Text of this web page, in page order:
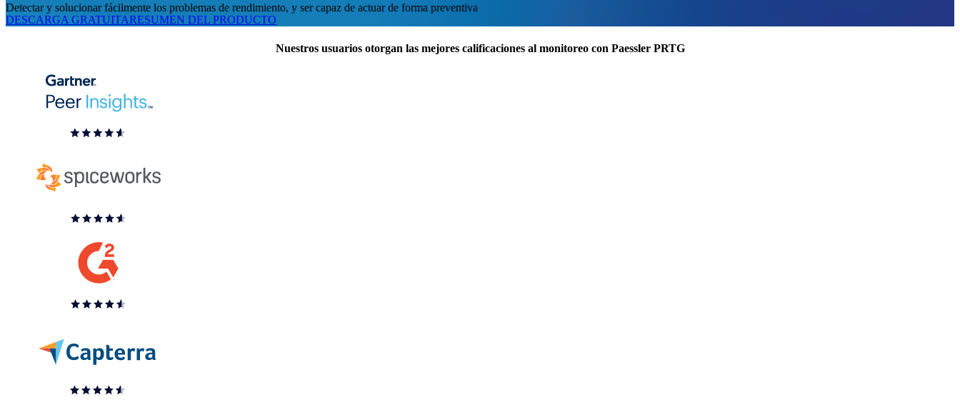
Detectar y solucionar fácilmente los problemas de rendimiento, y ser capaz de actuar de forma preventiva
DESCARGA GRATUITARESUMEN DEL PRODUCTO
Nuestros usuarios otorgan las mejores calificaciones al monitoreo con Paessler PRTG